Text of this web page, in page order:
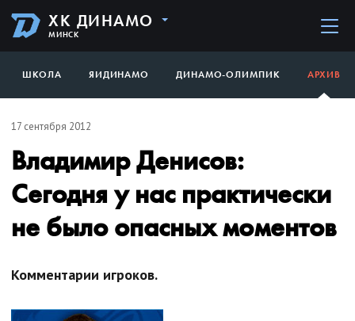
ХК ДИНАМО
МИНСК
ШКОЛА ЯИДИНАМО ДИНАМО-ОЛИМПИК АРХИВ
17 сентября 2012
Владимир Денисов:
Сегодня у нас практически
не было опасных моментов
Комментарии игроков.